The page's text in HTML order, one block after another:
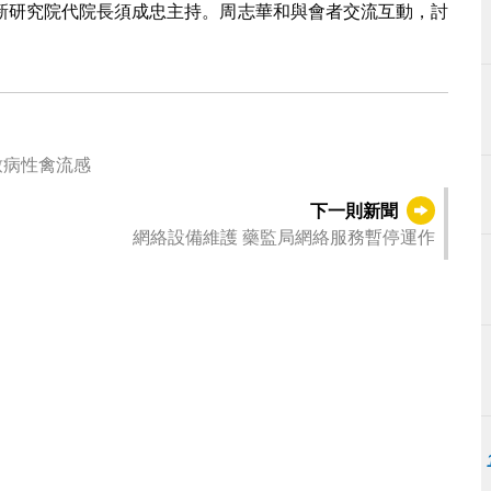
究院代院長須成忠主持。周志華和與會者交流互動，討
性禽流感
下一則新聞
網絡設備維護 藥監局網絡服務暫停運作